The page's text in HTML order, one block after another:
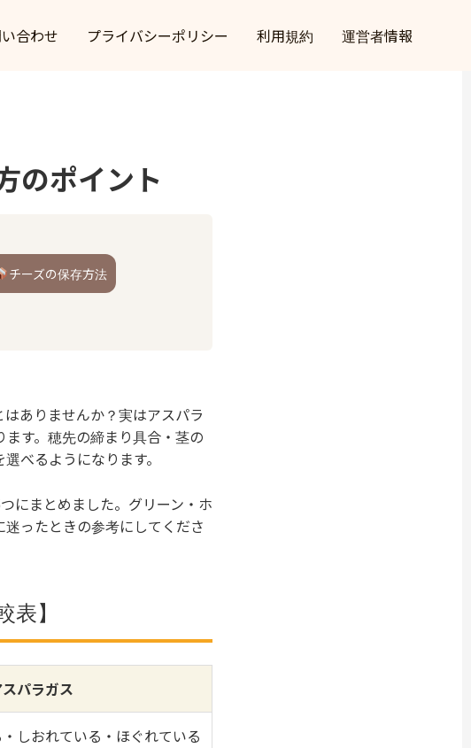
合わせ プライバシーポリシー 利用規約 運営者情報
のポイント
チーズの保存方法
ありませんか？実はアスパラ
す。穂先の締まり具合・茎の
べるようになります。
にまとめました。グリーン・ホ
ったときの参考にしてくださ
】
パラガス
しおれている・ほぐれている